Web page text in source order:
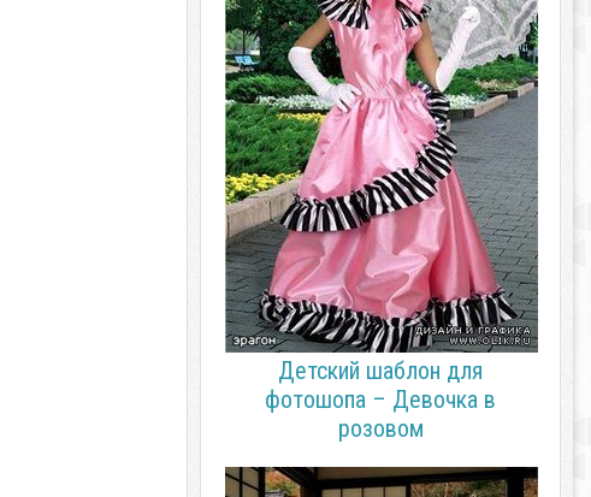
Детский шаблон для
фотошопа – Девочка в
розовом